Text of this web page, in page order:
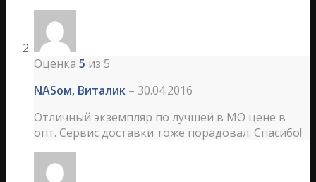
Оценка 5 из 5
NASом, Виталик – 30.04.2016
Отличный экземпляр по лучшей в МО цене в
опт. Сервис доставки тоже порадовал. Спасибо!